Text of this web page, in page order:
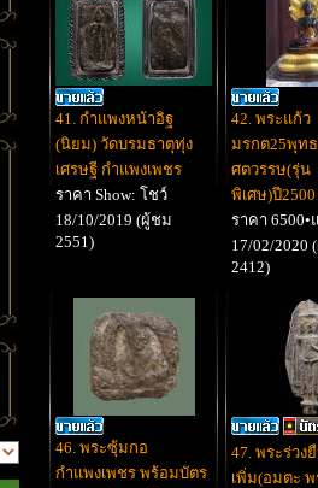
41. กำแพงหน้าอิฐ
(นิยม) วัดบรมธาตุทุ่ง
เศรษฐี กำแพงเพชร
ราคา Show: โชว์
18/10/2019 (ผู้ชม
2551)
42. พระแก้ว
มรกต25พุทธ
ศตวรรษ(รุ่น
พิเศษ)ปี
ราคา
17/02/2020
2412)
46. พระซุ้มกอ
กำแพงเพชร พร้อมบัตร
47. พระร่วง
เพิ่ม(อมตะ